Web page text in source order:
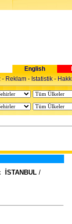
English
-Reklam-Istatistik-
İSTANBUL /